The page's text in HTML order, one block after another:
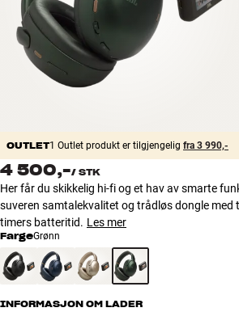
Tilbehør
INSPIRASJON
TILBUD
Finn Butikk
Kundeservice
Logg inn
Kundeservice
OUTLET1 Outlet produkt er tilgjengelig fra 3 990,-
4 500,-/ STK
Her får du skikkelig hi-fi og et hav av smarte
suveren samtalekvalitet og trådløs dongle med
timers batteritid. Les mer
FargeGrønn
INFORMASJON OM LADER